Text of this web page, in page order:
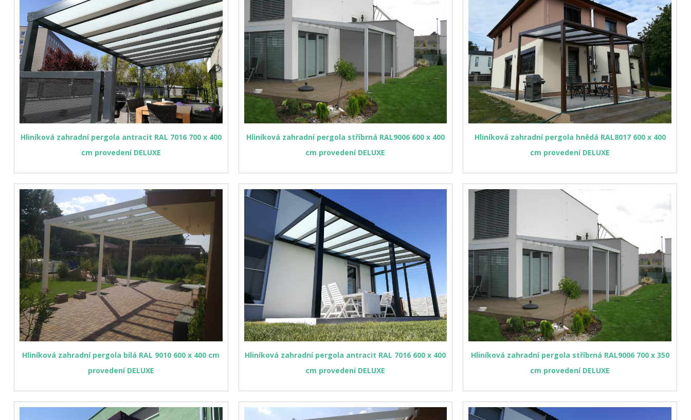
Hliníková zahradní pergola antracit RAL 7016 700 x 400
cm provedení DELUXE
Hliníková zahradní pergola stříbrná RAL9006 600 x 400
cm provedení DELUXE
Hliníková zahradní pergola hnědá RAL8017 600 x 400
cm provedení DELUXE
Hliníková zahradní pergola bílá RAL 9010 600 x 400 cm
provedení DELUXE
Hliníková zahradní pergola antracit RAL 7016 600 x 400
cm provedení DELUXE
Hliníková zahradní pergola stříbrná RAL9006 700 x 350
cm provedení DELUXE